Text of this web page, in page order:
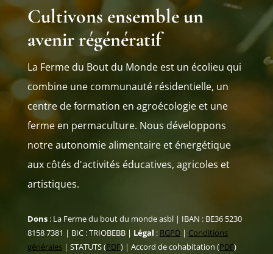
Cultivons ensemble un
avenir régénératif
La Ferme du Bout du Monde est un écolieu qui
combine une communauté résidentielle, un
centre de formation en agroécologie et une
ferme en permaculture. Nous développons
notre autonomie alimentaire et énergétique
aux côtés d'activités éducatives, agricoles et
artistiques.
Dons: La Ferme du bout du monde asbl | IBAN : BE36 5230
8158 7381 | BIC : TRIOBEBB | Légal : RGPD| Conditions
générales| STATUTS (PDF) | Accord de cohabitation (PDF)